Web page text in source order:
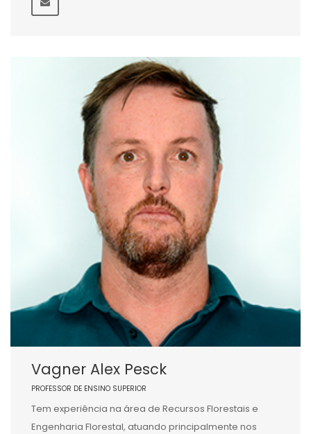
Vagner Alex Pesck
PROFESSOR DE ENSINO SUPERIOR
Tem experiência na área de Recursos Florestais e
Engenharia Florestal, atuando principalmente nos